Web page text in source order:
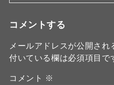
コメントする
メールアドレスが公開され
付いている欄は必須項目で
コメント ※